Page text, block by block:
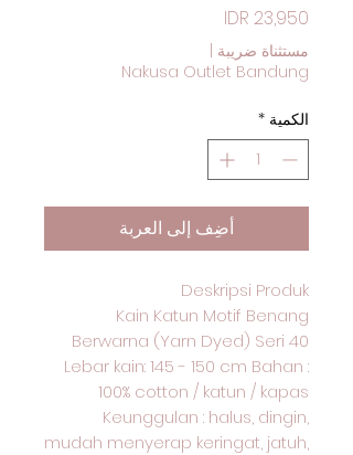
مستثناة ضريبة
Nakusa Outlet Bandung
الكمية *
أضِف إلى العربة
Deskripsi Produk
Kain Katun Motif Benang
Berwarna (Yarn Dyed) Seri 40
Lebar kain: 145 - 150 cm Bahan :
100% cotton / katun / kapas
Keunggulan : halus, dingin,
mudah menyerap keringat, jatuh,